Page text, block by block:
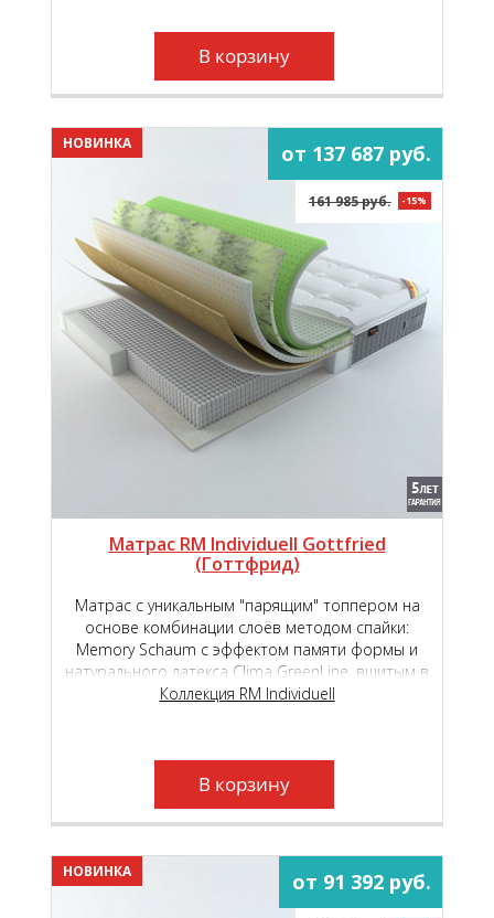
В корзину
НОВИНКА от 137 687 руб.
161 985 руб. -15%
Матрас RM Individuell Gottfried
(Готтфрид)
Матрас с уникальным "парящим" топпером на
основе комбинации слоёв методом спайки:
Memory Schaum с эффектом памяти формы и
натурального латекса Clima GreenLine, вшитым в
основной чехол на основе премиального
Коллекция RM Individuell
В корзину
НОВИНКА от 91 392 руб.